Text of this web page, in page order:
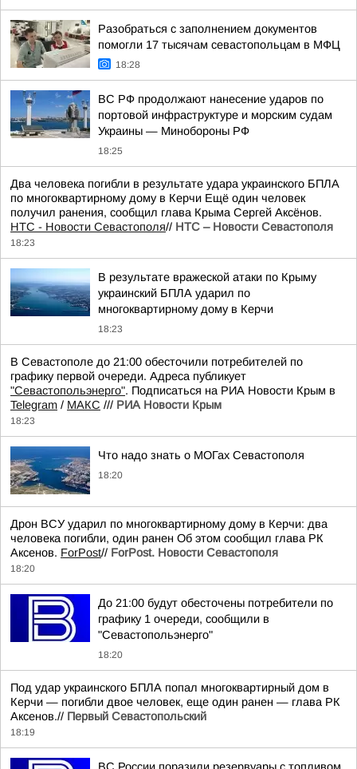
Разобраться с заполнением документов
помогли 17 тысячам севастопольцам в МФЦ
18:28
ВС РФ продолжают нанесение ударов по
портовой инфраструктуре и морским судам
Украины — Минобороны РФ
18:25
Два человека погибли в результате удара украинского БПЛА
по многоквартирному дому в Керчи Ещё один человек
получил ранения, сообщил глава Крыма Сергей Аксёнов.
НТС - Новости Севастополя// НТС – Новости Севастополя
18:23
В результате вражеской атаки по Крыму
украинский БПЛА ударил по
многоквартирному дому в Керчи
18:23
В Севастополе до 21:00 обесточили потребителей по
графику первой очереди. Адреса публикует
"Севастопольэнерго". Подписаться на РИА Новости Крым в
Telegram / МАКС /// РИА Новости Крым
18:23
Что надо знать о МОГах Севастополя
18:20
Дрон ВСУ ударил по многоквартирному дому в Керчи: два
человека погибли, один ранен Об этом сообщил глава РК
Аксенов. ForPost// ForPost. Новости Севастополя
18:20
До 21:00 будут обесточены потребители по
графику 1 очереди, сообщили в
"Севастопольэнерго"
18:20
Под удар украинского БПЛА попал многоквартирный дом в
Керчи — погибли двое человек, еще один ранен — глава РК
Аксенов.// Первый Севастопольский
18:19